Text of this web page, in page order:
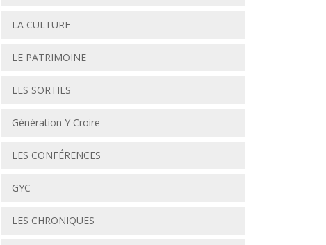
LA CULTURE
LE PATRIMOINE
LES SORTIES
Génération Y Croire
LES CONFÉRENCES
GYC
LES CHRONIQUES